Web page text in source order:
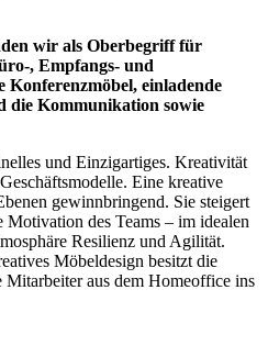
wir als Oberbegriff für
, Empfangs- und
Konferenzmöbel, einladende
die Kommunikation sowie
und Einzigartiges. Kreativität
Eine kreative
gewinnbringend. Sie steigert
des Teams – im idealen
Resilienz und Agilität.
Möbeldesign besitzt die
aus dem Homeoffice ins